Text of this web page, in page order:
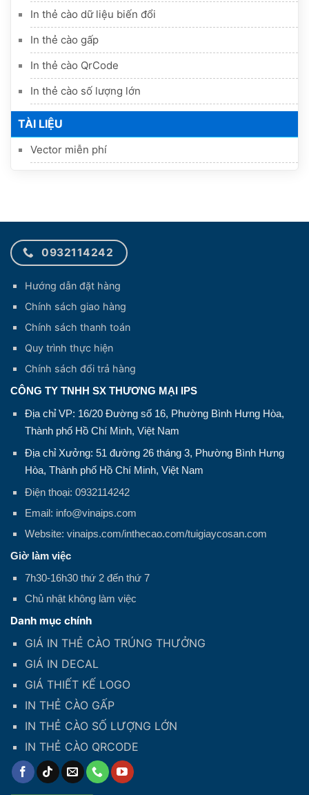
In thẻ cào dữ liệu biến đổi
In thẻ cào gấp
In thẻ cào QrCode
In thẻ cào số lượng lớn
TÀI LIỆU
Vector miễn phí
0932114242
Hướng dẫn đặt hàng
Chính sách giao hàng
Chính sách thanh toán
Quy trình thực hiện
Chính sách đổi trả hàng
CÔNG TY TNHH SX THƯƠNG MẠI IPS
Địa chỉ VP: 16/20 Đường số 16, Phường Bình Hưng Hòa,
Thành phố Hồ Chí Minh, Việt Nam
Địa chỉ Xưởng: 51 đường 26 tháng 3, Phường Bình Hưng
Hòa, Thành phố Hồ Chí Minh, Việt Nam
Điện thoại: 0932114242
Email: info@vinaips.com
Website: vinaips.com/inthecao.com/tuigiaycosan.com
Giờ làm việc
7h30-16h30 thứ 2 đến thứ 7
Chủ nhật không làm việc
Danh mục chính
GIÁ IN THẺ CÀO TRÚNG THƯỞNG
GIÁ IN DECAL
GIÁ THIẾT KẾ LOGO
IN THẺ CÀO GẤP
IN THẺ CÀO SỐ LƯỢNG LỚN
IN THẺ CÀO QRCODE